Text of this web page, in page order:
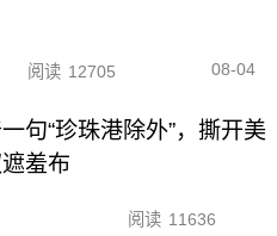
阅读 12705 08-04
句“珍珠港除外”，撕开美
羞布
阅读 11636